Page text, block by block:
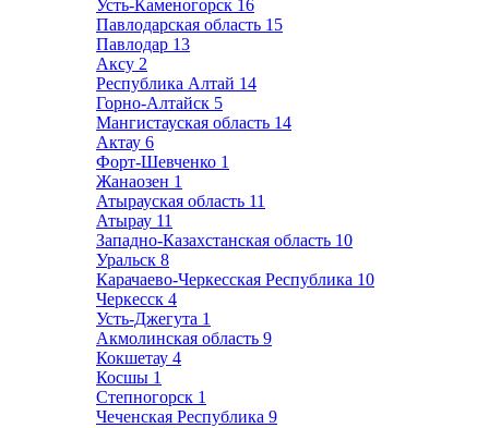
Усть-Каменогорск 16
Павлодарская область 15
Павлодар 13
Аксу 2
Республика Алтай 14
Горно-Алтайск 5
Мангистауская область 14
Актау 6
Форт-Шевченко 1
Жанаозен 1
Атырауская область 11
Атырау 11
Западно-Казахстанская область 10
Уральск 8
Карачаево-Черкесская Республика 10
Черкесск 4
Усть-Джегута 1
Акмолинская область 9
Кокшетау 4
Косшы 1
Степногорск 1
Чеченская Республика 9